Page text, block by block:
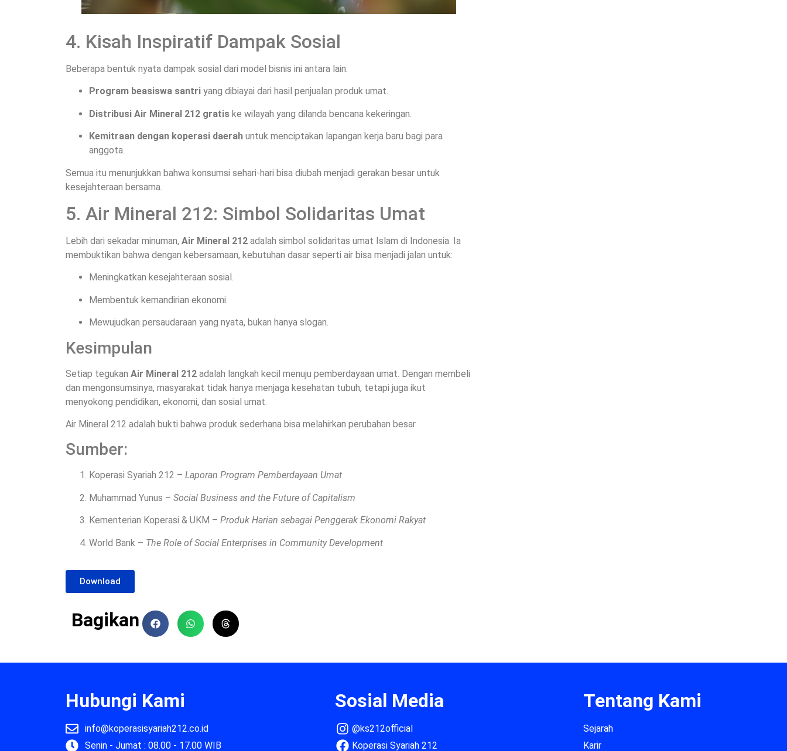
4. Kisah Inspiratif Dampak Sosial
Beberapa bentuk nyata dampak sosial dari model bisnis ini antara lain:
Program beasiswa santri yang dibiayai dari hasil penjualan produk umat.
Distribusi Air Mineral 212 gratis ke wilayah yang dilanda bencana kekeringan.
Kemitraan dengan koperasi daerah untuk menciptakan lapangan kerja baru bagi para
anggota.
Semua itu menunjukkan bahwa konsumsi sehari-hari bisa diubah menjadi gerakan besar untuk
kesejahteraan bersama.
5. Air Mineral 212: Simbol Solidaritas Umat
Lebih dari sekadar minuman, Air Mineral 212 adalah simbol solidaritas umat Islam di Indonesia. Ia
membuktikan bahwa dengan kebersamaan, kebutuhan dasar seperti air bisa menjadi jalan untuk:
Meningkatkan kesejahteraan sosial.
Membentuk kemandirian ekonomi.
Mewujudkan persaudaraan yang nyata, bukan hanya slogan.
Kesimpulan
Setiap tegukan Air Mineral 212 adalah langkah kecil menuju pemberdayaan umat. Dengan membeli
dan mengonsumsinya, masyarakat tidak hanya menjaga kesehatan tubuh, tetapi juga ikut
menyokong pendidikan, ekonomi, dan sosial umat.
Air Mineral 212 adalah bukti bahwa produk sederhana bisa melahirkan perubahan besar.
Sumber:
Koperasi Syariah 212 – Laporan Program Pemberdayaan Umat
Muhammad Yunus – Social Business and the Future of Capitalism
Kementerian Koperasi & UKM – Produk Harian sebagai Penggerak Ekonomi Rakyat
World Bank – The Role of Social Enterprises in Community Development
Download
Bagikan
Hubungi Kami
info@koperasisyariah212.co.id
Senin - Jumat : 08.00 - 17.00 WIB
Sosial Media
@ks212official
Koperasi Syariah 212
Tentang Kami
Sejarah
Karir